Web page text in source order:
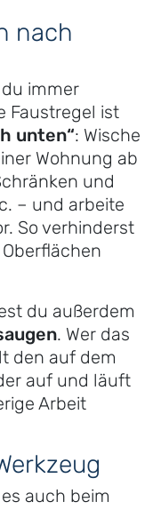
nach
immer
Faustregel ist
unten“: Wische
Wohnung ab
und
– und arbeite
So verhinderst
du außerdem
. Wer das
den auf dem
auf und läuft
Arbeit
auch beim